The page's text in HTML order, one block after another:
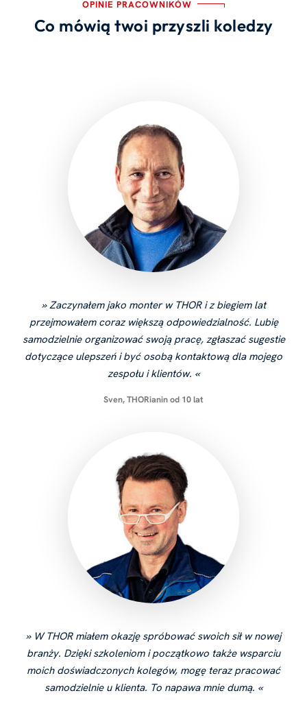
OPINIE PRACOWNIKÓW
Co mówią twoi przyszli koledzy
Zaczynałem jako monter w THOR i z biegiem lat
przejmowałem coraz większą odpowiedzialność. Lubię
samodzielnie organizować swoją pracę, zgłaszać sugestie
dotyczące ulepszeń i być osobą kontaktową dla mojego
zespołu i klientów.
Sven, THORianin od 10 lat
W THOR miałem okazję spróbować swoich sił w nowej
branży. Dzięki szkoleniom i początkowo także wsparciu
moich doświadczonych kolegów, mogę teraz pracować
samodzielnie u klienta. To napawa mnie dumą.